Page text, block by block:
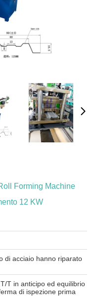
Forming Machine
12 KW
di acciaio hanno riparato
T in anticipo ed equilibrio
di ispezione prima